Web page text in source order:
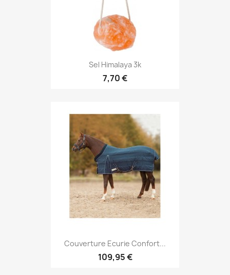
Sel Himalaya 3k
7,70 €
Couverture Ecurie Confort...
109,95 €